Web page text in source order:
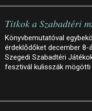
Titkok a Szabadtéri
Könyvbemutatóval
érdeklődőket december 8-
Szegedi Szabadtéri
fesztivál kulisszák mögötti